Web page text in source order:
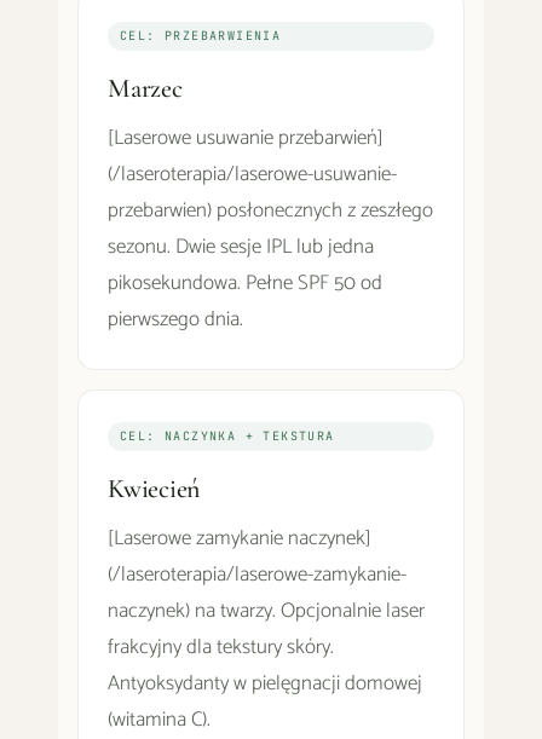
CEL: PRZEBARWIENIA
Marzec
[Laserowe usuwanie przebarwień]
(/laseroterapia/laserowe-usuwanie-
przebarwien) posłonecznych z zeszłego
sezonu. Dwie sesje IPL lub jedna
pikosekundowa. Pełne SPF 50 od
pierwszego dnia.
CEL: NACZYNKA + TEKSTURA
Kwiecień
[Laserowe zamykanie naczynek]
(/laseroterapia/laserowe-zamykanie-
naczynek) na twarzy. Opcjonalnie laser
frakcyjny dla tekstury skóry.
Antyoksydanty w pielęgnacji domowej
(witamina C).